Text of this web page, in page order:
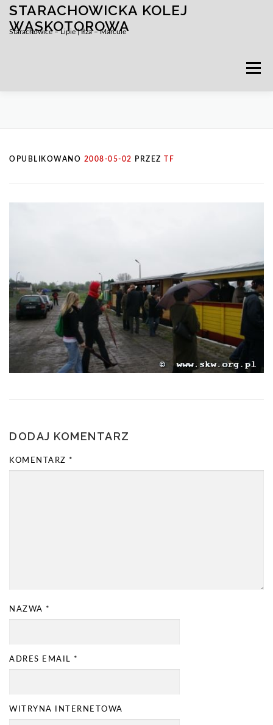
Przejdź
treści
STARACHOWICKA KOLEJ
WĄSKOTOROWA
Starachowice – Lipie | Iłża – Marcule
Menu
OPUBLIKOWANO 2008-05-02 PRZEZ TF
DODAJ KOMENTARZ
KOMENTARZ *
NAZWA *
ADRES EMAIL *
WITRYNA INTERNETOWA